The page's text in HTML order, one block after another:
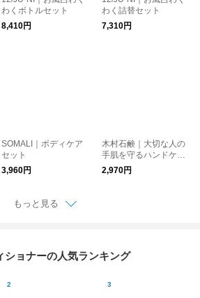
わくボトルセット
8,410円
わく詰替セット
7,310円
SOMALI｜ボディケア
セット
3,960円
木村石鹸｜大切な人の
手肌を守るハンドケア
ギフト（S8）
2,970円
もっと見る
ショナーの人気ランキング